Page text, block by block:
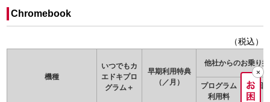
Chromebook
（税込）
機種
いつでもカ
エドキプロ
グラム＋
早期利用特典
（／月）
他社からのお乗り
プログラム
利用料
24回